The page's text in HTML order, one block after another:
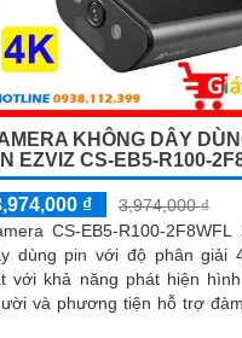
KHÔNG DÂY
EZVIZ CS-EB5-R100-
₫
3,974,000 ₫
CS-EB5-R100-2F8WFL
dùng pin với độ phân giải
với khả năng phát hiện
và phương tiện hỗ trợ đàm